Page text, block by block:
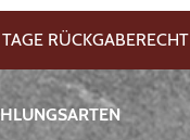
RÜCKGABERECHT